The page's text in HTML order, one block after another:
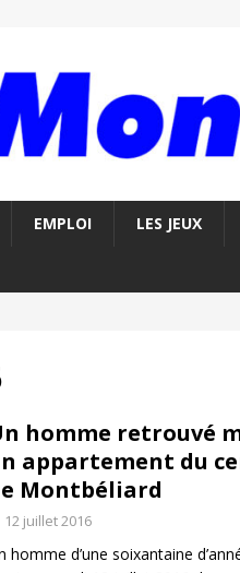
EMPLOI LES JEUX
homme retrouvé
appartement du
Montbéliard
12 juillet 2016
homme d’une soixantaine